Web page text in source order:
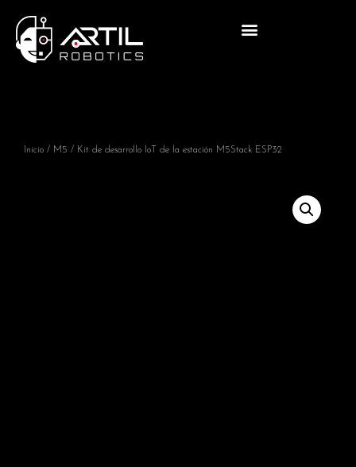
Inicio / M5 / Kit de desarrollo IoT de la estación M5Stack ESP32